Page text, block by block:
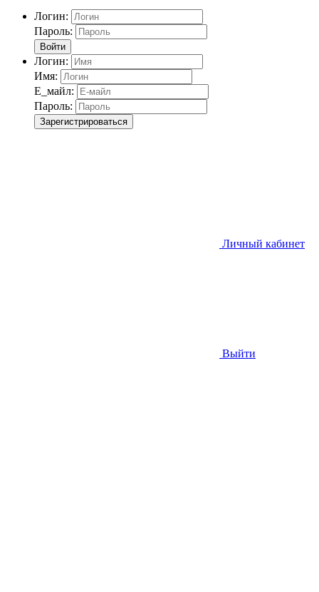
Логин:
Пароль:
Войти
Логин:
Имя:
Е_майл:
Пароль:
Зарегистрироваться
Личный кабинет
Выйти